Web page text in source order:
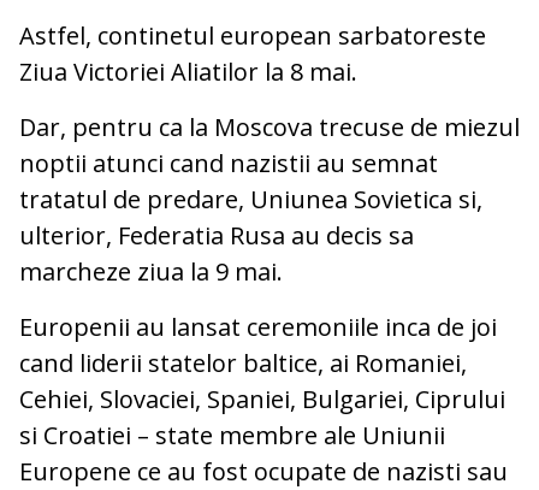
Astfel, continetul european sarbatoreste
Ziua Victoriei Aliatilor la 8 mai.
Dar, pentru ca la Moscova trecuse de miezul
noptii atunci cand nazistii au semnat
tratatul de predare, Uniunea Sovietica si,
ulterior, Federatia Rusa au decis sa
marcheze ziua la 9 mai.
Europenii au lansat ceremoniile inca de joi
cand liderii statelor baltice, ai Romaniei,
Cehiei, Slovaciei, Spaniei, Bulgariei, Ciprului
si Croatiei – state membre ale Uniunii
Europene ce au fost ocupate de nazisti sau